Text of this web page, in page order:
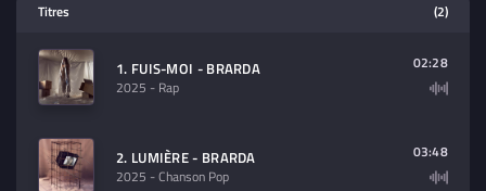
contenu à lire (audio/video)
Titres (2)
1. FUIS-MOI - BRARDA
2025 - Rap
02:28
2. LUMIÈRE - BRARDA
2025 - Chanson Pop
03:48